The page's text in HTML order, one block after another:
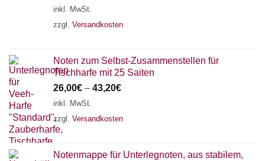
inkl. MwSt.
zzgl. Versandkosten
Noten zum Selbst-Zusammenstellen für
Tischharfe mit 25 Saiten
26,00€ – 43,20€
inkl. MwSt.
zzgl. Versandkosten
Notenmappe für Unterlegnoten, aus stabilem,